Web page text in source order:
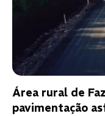
Área rural de
pavimentação